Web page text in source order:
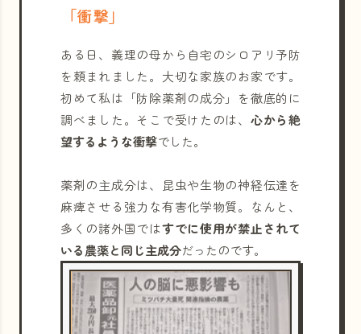
「衝撃」
ある日、義理の母から自宅のシロアリ予防
を頼まれました。大切な家族のお家です。
初めて私は「防除薬剤の成分」を徹底的に
調べました。そこで受けたのは、 心から絶
望するような衝撃でした。
薬剤の主成分は、昆虫や生物の神経伝達を
麻痺させる強力な有害化学物質。なんと、
多くの諸外国ではすでに使用が禁止されて
いる農薬と同じ主成分だったのです。